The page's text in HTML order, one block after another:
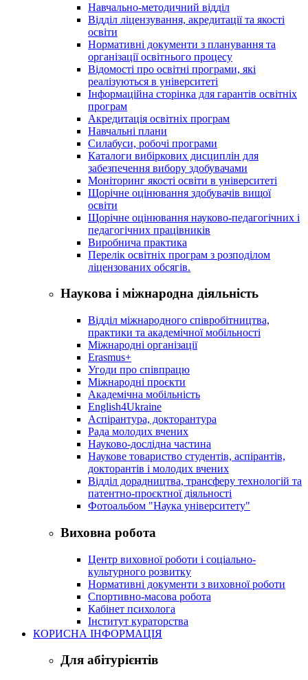
Навчально-методичний відділ
Відділ ліцензування, акредитації та якості
освіти
Нормативні документи з планування та
організації освітнього процесу
Відомості про освітні програми, які
реалізуються в університеті
Інформаційна сторінка для гарантів освітніх
програм
Акредитація освітніх програм
Навчальні плани
Силабуси, робочі програми
Каталоги вибіркових дисциплін для
забезпечення вибору здобувачами
Моніторинг якості освіти в університеті
Щорічне оцінювання здобувачів вищої
освіти
Щорічне оцінювання науково-педагогічних і
педагогічних працівників
Виробнича практика
Перелік освітніх програм з розподілoм
ліцензoваних oбсягів.
Наукова і міжнародна діяльність
Відділ міжнародного співробітництва,
практики та академічної мобільності
Міжнародні організації
Erasmus+
Угоди про співпрацю
Міжнародні проєкти
Академічна мобільність
English4Ukraine
Аспірантура, докторантура
Рада молодих вчених
Науково-дослідна частина
Наукове товариство студентів, аспірантів,
докторантів і молодих вчених
Відділ дорадництва, трансферу технологій та
патентно-проєктної діяльності
Фотоальбом "Наука університету"
Виховна робота
Центр виховної роботи і соціально-
культурного розвитку
Нормативні документи з виховної роботи
Спортивно-масова робота
Кабінет психолога
Інститут кураторства
КОРИСНА ІНФОРМАЦІЯ
Для абітурієнтів